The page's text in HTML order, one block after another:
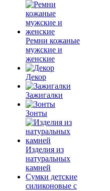
Ремни кожаные
мужские и
женские
Декор
Зажигалки
Зонты
Изделия из
натуральных
камней
Сумки детские
силиконовые с